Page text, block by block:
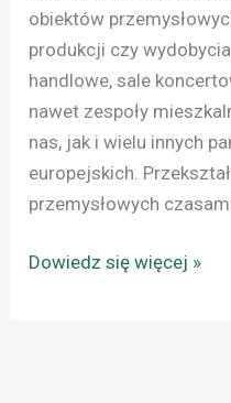
obiektów
produkcji czy
handlowe, sale
nawet zespoły
nas, jak i wielu innych
europejskich.
przemysłowych
Dowiedz się więcej »